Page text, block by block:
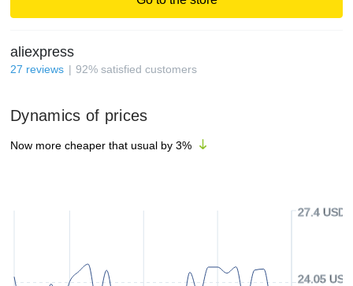
aliexpress
27 reviews 92% satisfied customers
Dynamics of prices
Now more cheaper that usual by 3%
24.05 USD
27.4 USD